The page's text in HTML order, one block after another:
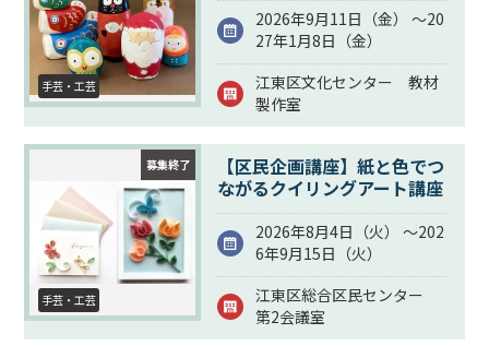
手芸・工芸
2026年9月11日（金） ～20
27年1月8日（金）
江東区文化センター 教材
製作室
募集終了
手芸・工芸
【区民企画講座】紙と色でつ
ながるクイリングアート講座
2026年8月4日（火） ～202
6年9月15日（火）
江東区総合区民センター
第2会議室